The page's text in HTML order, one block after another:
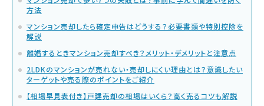
方法
マンション売却したら確定申告はどうする？必要書類や特別控除を
解説
離婚するときマンション売却すべき？メリット・デメリットと注意点
2LDKのマンションが売れない・売却しにくい理由とは？意識したい
ターゲットや売る際のポイントをご紹介
【相場早見表付き】戸建売却の相場はいくら？高く売るコツも解説